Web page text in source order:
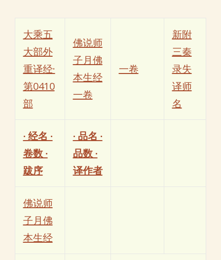
大乘五
大部外
重译经·
第0410
部
佛说师
子月佛
本生经
一卷
一卷
新附
三秦
录失
译师
名
· 经名 ·
卷数 ·
跋序
· 品名 ·
品数 ·
译作者
佛说师
子月佛
本生经